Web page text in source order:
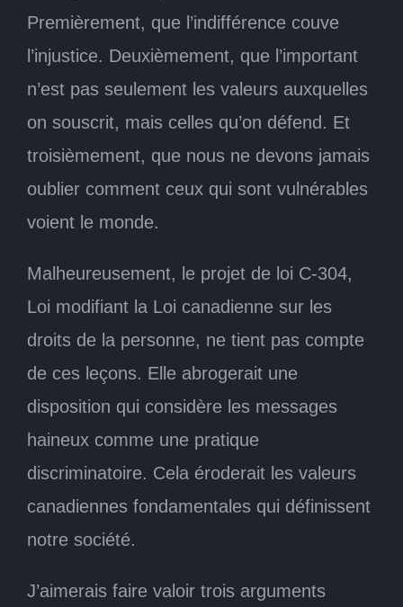
Premièrement, que l’indifférence couve
l’injustice. Deuxièmement, que l’important
n’est pas seulement les valeurs auxquelles
on souscrit, mais celles qu’on défend. Et
troisièmement, que nous ne devons jamais
oublier comment ceux qui sont vulnérables
voient le monde.
Malheureusement, le projet de loi C-304,
Loi modifiant la Loi canadienne sur les
droits de la personne, ne tient pas compte
de ces leçons. Elle abrogerait une
disposition qui considère les messages
haineux comme une pratique
discriminatoire. Cela éroderait les valeurs
canadiennes fondamentales qui définissent
notre société.
J’aimerais faire valoir trois arguments